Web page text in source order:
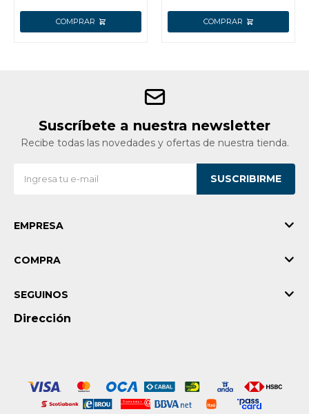
Suscríbete a nuestra newsletter
Recibe todas las novedades y ofertas de nuestra tienda.
SUSCRIBIRME
EMPRESA
COMPRA
Dirección
SEGUINOS